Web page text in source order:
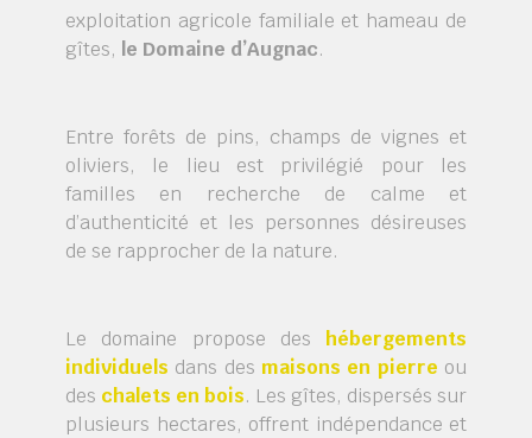
exploitation agricole familiale et hameau de
gîtes, le Domaine d’Augnac.
Entre forêts de pins, champs de vignes et
oliviers, le lieu est privilégié pour les
familles en recherche de calme et
d’authenticité et les personnes désireuses
de se rapprocher de la nature.
Le domaine propose des hébergements
individuels dans des maisons en pierre ou
des chalets en bois. Les gîtes, dispersés sur
plusieurs hectares, offrent indépendance et